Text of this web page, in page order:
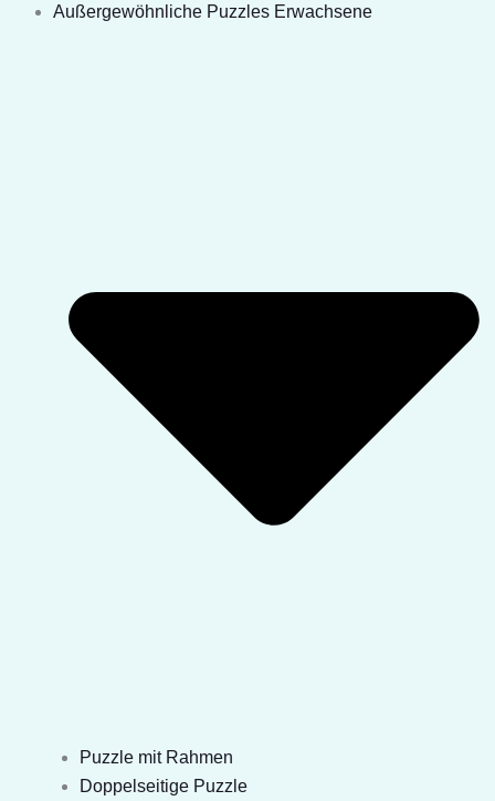
Außergewöhnliche Puzzles Erwachsene
Puzzle mit Rahmen
Doppelseitige Puzzle